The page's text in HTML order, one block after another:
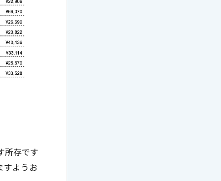
所存です
すようお